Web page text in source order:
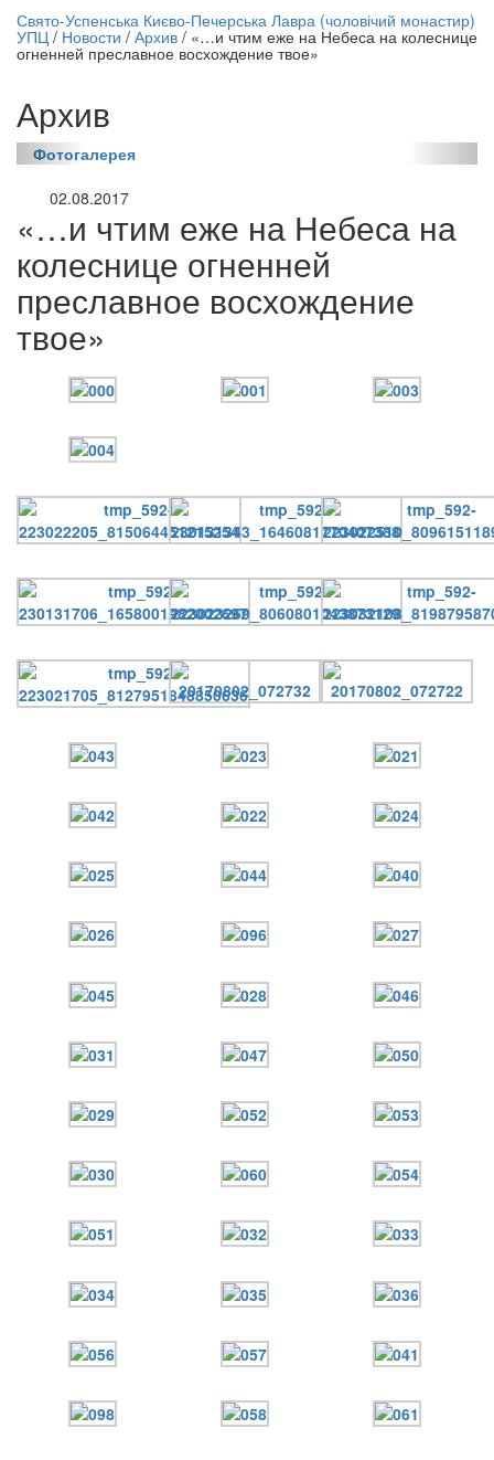
трансляция | 12 сентября
трансляции
12 сентября 2015Название трансляции
12 сентября 2015Название трансляции
12 сентября 2015Название трансляции
12 сентября 2015Название трансляции
12 сентября 2015Название трансляции
12 сентября 2015
Название трансляции
Свято-Успенська Києво-Печерська Лавра (чоловічий монастир)
УПЦ / Новости / Архив / «…и чтим еже на Небеса на колеснице
огненней преславное восхождение твое»
Архив
Фотогалерея
02.08.2017
«…и чтим еже на Небеса на
колеснице огненней
преславное восхождение
твое»